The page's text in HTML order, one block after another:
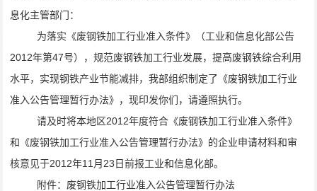
息化主管部门：
为落实《废钢铁加工行业准入条件》（工业和信息化部公告
2012年第47号），规范废钢铁加工行业发展，提高废钢铁综合利用
水平，实现钢铁产业节能减排，我部组织制定了《废钢铁加工行业
准入公告管理暂行办法》，现印发你们，请遵照执行。
请及时将本地区2012年度符合《废钢铁加工行业准入条件》
和《废钢铁加工行业准入公告管理暂行办法》的企业申请材料和审
核意见于2012年11 月 23 日前报工业和信息化部。
附件：废钢铁加工行业准入公告管理暂行办法